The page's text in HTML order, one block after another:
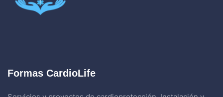
Formas CardioLife